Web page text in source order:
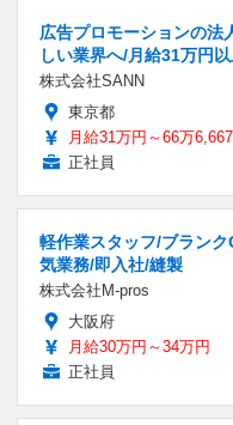
広告プロモーションの法
しい業界へ/月給31万円以
株式会社SANN
東京都
月給31万円～66万
正社員
軽作業スタッフ/ブラン
気業務/即入社/縫製
株式会社M-pros
大阪府
月給30万円～34万円
正社員